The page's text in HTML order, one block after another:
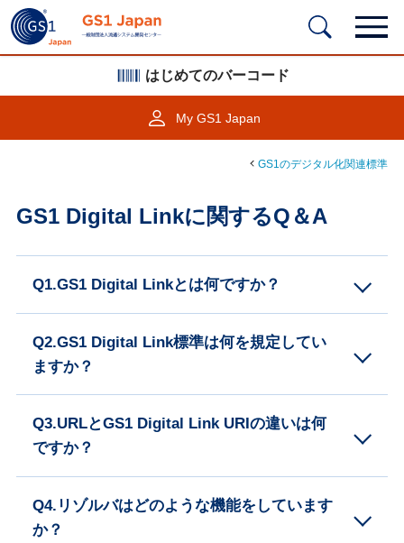
はじめてのバーコード
My GS1 Japan
GS1のデジタル化関連標準
GS1 Digital Linkに関するQ＆A
Q1.GS1 Digital Linkとは何ですか？
Q2.GS1 Digital Link標準は何を規定してい
ますか？
Q3.URLとGS1 Digital Link URIの違いは何
ですか？
Q4.リゾルバはどのような機能をしています
か？